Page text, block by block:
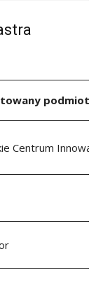
podmiot
Centrum Innowacji